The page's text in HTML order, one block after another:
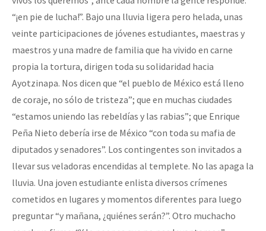
“¡en pie de lucha!”. Bajo una lluvia ligera pero helada, unas
veinte participaciones de jóvenes estudiantes, maestras y
maestros y una madre de familia que ha vivido en carne
propia la tortura, dirigen toda su solidaridad hacia
Ayotzinapa. Nos dicen que “el pueblo de México está lleno
de coraje, no sólo de tristeza”; que en muchas ciudades
“estamos uniendo las rebeldías y las rabias”; que Enrique
Peña Nieto debería irse de México “con toda su mafia de
diputados y senadores”. Los contingentes son invitados a
llevar sus veladoras encendidas al templete. No las apaga la
lluvia. Una joven estudiante enlista diversos crímenes
cometidos en lugares y momentos diferentes para luego
preguntar “y mañana, ¿quiénes serán?”. Otro muchacho